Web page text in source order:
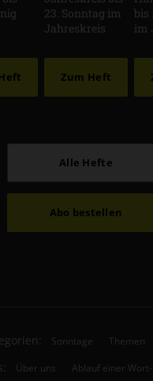
23. Sonntag im
Jahreskreis
Zum Heft
bis
im
Alle Hefte
Abo bestellen
Sonntage Themen
Über uns
Ablauf einer